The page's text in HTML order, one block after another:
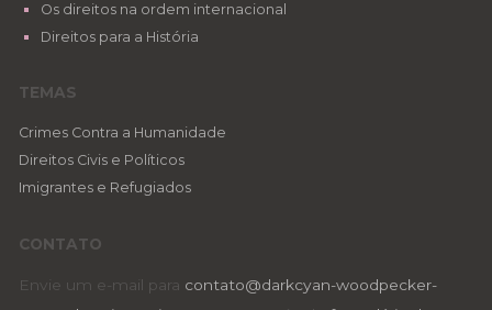
Os direitos na ordem internacional
Direitos para a História
TEMAS
Crimes Contra a Humanidade
Direitos Civis e Políticos
Imigrantes e Refugiados
CONTATO
Envie um e-mail para contato@darkcyan-woodpecker-